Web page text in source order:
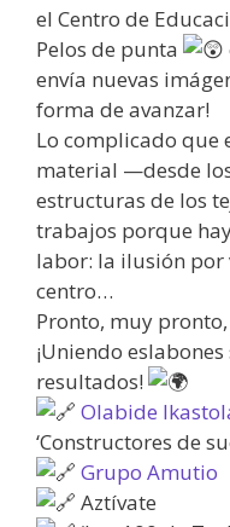
el Centro de
Pelos de punta
envía nuevas
forma de avanzar!
Lo complicado que
material —desde
estructuras de los
trabajos porque
labor: la ilusión por
centro…
Pronto, muy
¡Uniendo
resultados!
Olabide
‘Constructores de
Grupo Amutio
Aztívate